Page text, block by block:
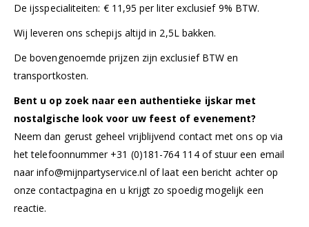
De ijsspecialiteiten: € 11,95 per liter exclusief 9% BTW.
Wij leveren ons schepijs altijd in 2,5L bakken.
De bovengenoemde prijzen zijn exclusief BTW en
transportkosten.
Bent u op zoek naar een authentieke ijskar met
nostalgische look voor uw feest of evenement?
Neem dan gerust geheel vrijblijvend contact met ons op via
het telefoonnummer +31 (0)181-764 114 of stuur een email
naarinfo@mijnpartyservice.nl of laat een bericht achter op
onzecontactpagina en u krijgt zo spoedig mogelijk een
reactie.